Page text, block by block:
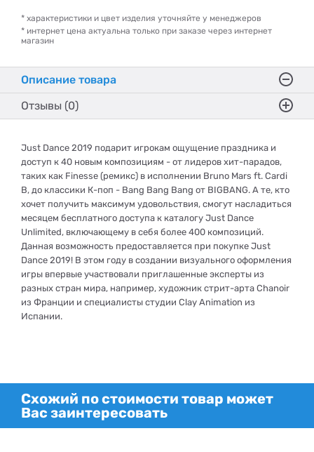
* характеристики и цвет изделия уточняйте у менеджеров
* интернет цена актуальна только при заказе через интернет
магазин
Описание товара
Отзывы (0)
Just Dance 2019 подарит игрокам ощущение праздника и
доступ к 40 новым композициям - от лидеров хит-парадов,
таких как Finesse (ремикс) в исполнении Bruno Mars ft. Cardi
B, до классики К-поп - Bang Bang Bang от BIGBANG. А те, кто
хочет получить максимум удовольствия, смогут насладиться
месяцем бесплатного доступа к каталогу Just Dance
Unlimited, включающему в себя более 400 композиций.
Данная возможность предоставляется при покупке Just
Dance 2019! В этом году в создании визуального оформления
игры впервые участвовали приглашенные эксперты из
разных стран мира, например, художник стрит-арта Chanoir
из Франции и специалисты студии Clay Animation из
Испании.
Схожий по стоимости товар может
Вас заинтересовать